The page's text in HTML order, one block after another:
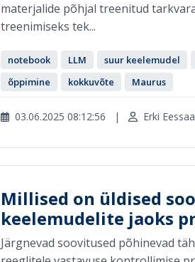
materjalide põhjal treenitud
treenimiseks tek...
notebook LLM suur keelemudel
õppimine
kokkuvõte Maurus
03.06.2025 08:12:56 | Erki
Millised on üldised
keelemudelite jaoks
Järgnevad soovitused põhinevad